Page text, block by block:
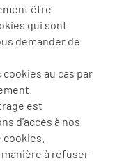
être
qui sont
demander de
au cas par
est
d'accès à nos
à refuser